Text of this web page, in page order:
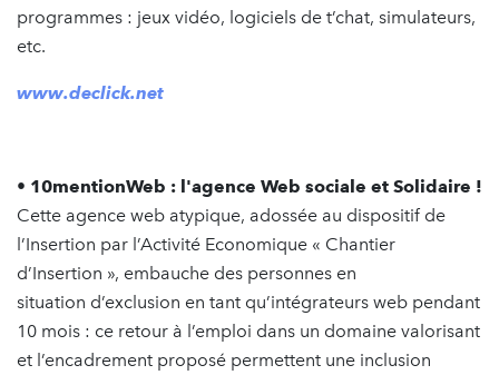
programmes : jeux vidéo, logiciels de t’chat, simulateurs,
etc.
www.declick.net
• 10mentionWeb : l'agence Web sociale et Solidaire !
Cette agence web atypique, adossée au dispositif de
l’Insertion par l’Activité Economique « Chantier
d’Insertion », embauche des personnes en
situation d’exclusion en tant qu’intégrateurs web pendant
10 mois : ce retour à l’emploi dans un domaine valorisant
et l’encadrement proposé permettent une inclusion